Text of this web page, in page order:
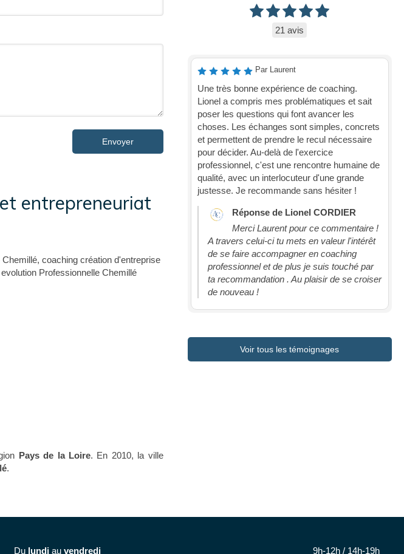
Envoyer
entrepreneuriat
Chemillé, coaching création d'entreprise
evolution Professionnelle Chemillé
Pays de la Loire. En 2010, la ville
.
21 avis
Par Laurent
Une très bonne expérience de coaching.
Lionel a compris mes problématiques et sait
poser les questions qui font avancer les
choses. Les échanges sont simples, concrets
et permettent de prendre le recul nécessaire
pour décider. Au-delà de l'exercice
professionnel, c'est une rencontre humaine de
qualité, avec un interlocuteur d'une grande
justesse. Je recommande sans hésiter !
Réponse de Lionel CORDIER
Merci Laurent pour ce commentaire !
A travers celui-ci tu mets en valeur l'intérêt
de se faire accompagner en coaching
professionnel et de plus je suis touché par
ta recommandation . Au plaisir de se croiser
de nouveau !
Voir tous les témoignages
Du lundi au vendredi 9h-12h / 14h-19h